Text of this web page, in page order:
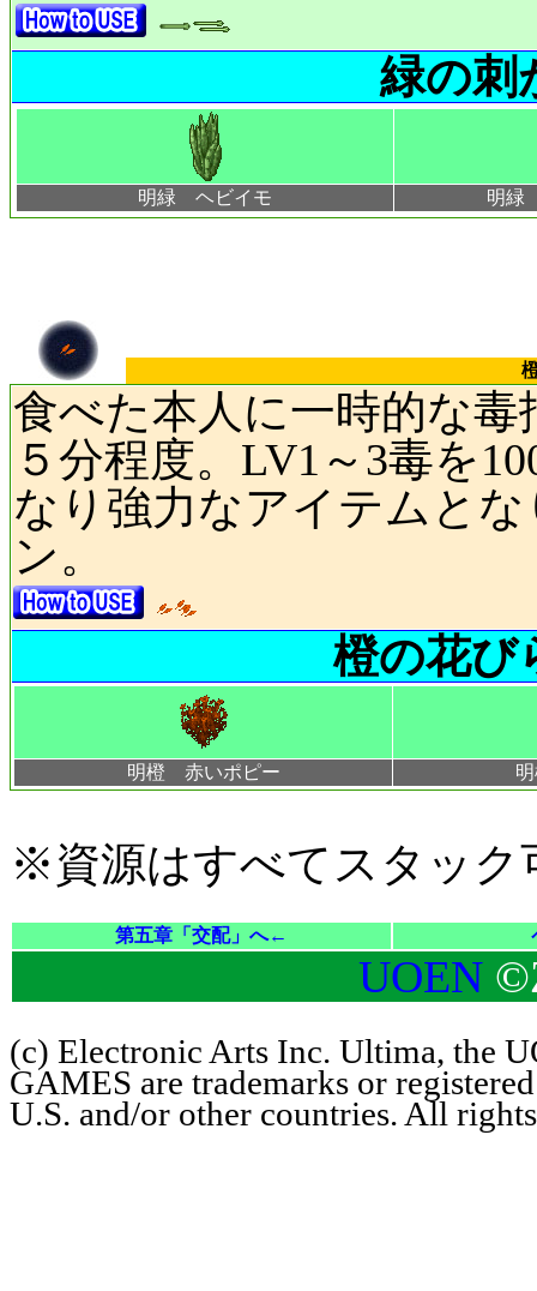
緑の刺
明緑 ヘビイモ 明緑
食べた本人に一時的な
５分程度。LV1～3毒を
なり強力なアイテムと
ン。
橙の花び
明橙 赤いポピー
※資源はすべてスタック
第五章「交配」へ←
UOEN
(c) Electronic Arts Inc. Ultima, the
GAMES are trademarks or
U.S. and/or other countries. All